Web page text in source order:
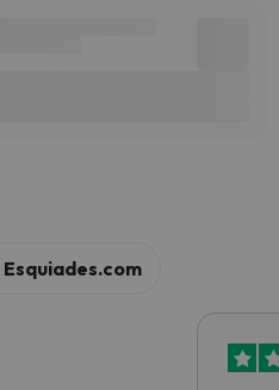
Esquiades.com